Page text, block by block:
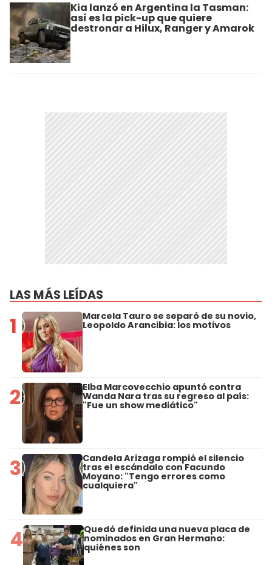
Kia lanzó en Argentina la Tasman:
así es la pick-up que quiere
destronar a Hilux, Ranger y Amarok
LAS MÁS LEÍDAS
1 Marcela Tauro se separó de su novio,
Leopoldo Arancibia: los motivos
2 Elba Marcovecchio apuntó contra
Wanda Nara tras su regreso al país:
"Fue un show mediático"
3 Candela Arizaga rompió el silencio
tras el escándalo con Facundo
Moyano: "Tengo errores como
cualquiera"
4 Quedó definida una nueva placa de
nominados en Gran Hermano:
quiénes son